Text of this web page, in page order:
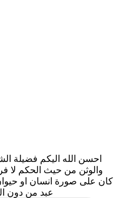
احسن الله اليكم فضيلة
والوثن من حيث الحكم لا
كان على صورة انسان او
عبد من دون